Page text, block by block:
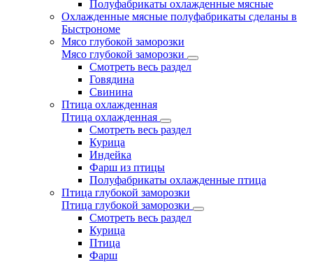
Полуфабрикаты охлажденные мясные
Охлажденные мясные полуфабрикаты сделаны в
Быстрономе
Мясо глубокой заморозки
Мясо глубокой заморозки
Смотреть весь раздел
Говядина
Свинина
Птица охлажденная
Птица охлажденная
Смотреть весь раздел
Курица
Индейка
Фарш из птицы
Полуфабрикаты охлажденные птица
Птица глубокой заморозки
Птица глубокой заморозки
Смотреть весь раздел
Курица
Птица
Фарш